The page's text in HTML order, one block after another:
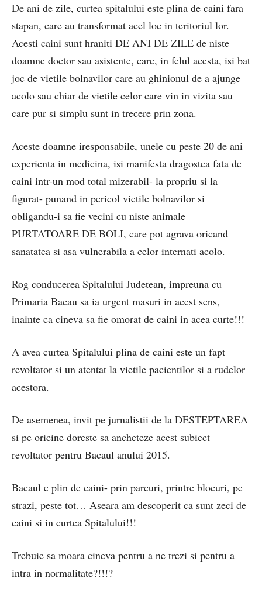
De ani de zile, curtea spitalului este plina de caini fara
stapan, care au transformat acel loc in teritoriul lor.
Acesti caini sunt hraniti DE ANI DE ZILE de niste
doamne doctor sau asistente, care, in felul acesta, isi bat
joc de vietile bolnavilor care au ghinionul de a ajunge
acolo sau chiar de vietile celor care vin in vizita sau
care pur si simplu sunt in trecere prin zona.
Aceste doamne iresponsabile, unele cu peste 20 de ani
experienta in medicina, isi manifesta dragostea fata de
caini intr-un mod total mizerabil- la propriu si la
figurat- punand in pericol vietile bolnavilor si
obligandu-i sa fie vecini cu niste animale
PURTATOARE DE BOLI, care pot agrava oricand
sanatatea si asa vulnerabila a celor internati acolo.
Rog conducerea Spitalului Judetean, impreuna cu
Primaria Bacau sa ia urgent masuri in acest sens,
inainte ca cineva sa fie omorat de caini in acea curte!!!
A avea curtea Spitalului plina de caini este un fapt
revoltator si un atentat la vietile pacientilor si a rudelor
acestora.
De asemenea, invit pe jurnalistii de la DESTEPTAREA
si pe oricine doreste sa ancheteze acest subiect
revoltator pentru Bacaul anului 2015.
Bacaul e plin de caini- prin parcuri, printre blocuri, pe
strazi, peste tot… Aseara am descoperit ca sunt zeci de
caini si in curtea Spitalului!!!
Trebuie sa moara cineva pentru a ne trezi si pentru a
intra in normalitate?!!!?